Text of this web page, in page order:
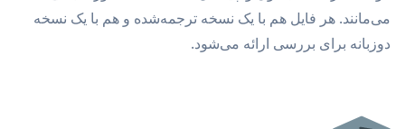
می‌مانند. هر فایل هم با یک نسخه ترجمه‌شده و هم با یک نسخه
دوزبانه برای بررسی ارائه می‌شود.